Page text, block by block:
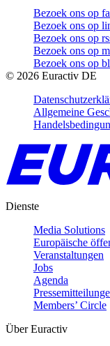
Bezoek ons op
Bezoek ons op
Bezoek ons op
Bezoek ons op
Bezoek ons op
© 2026 Euractiv DE
Allgemeine
Dienste
Media Solutions
Europäische
Veranstaltungen
Jobs
Agenda
Members’ Circle
Über Euractiv